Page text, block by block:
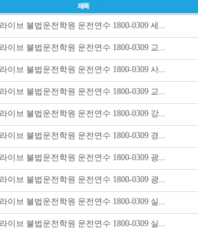
이브 불법운전학원 운전연수 1800-0309 세...
이브 불법운전학원 운전연수 1800-0309 교...
이브 불법운전학원 운전연수 1800-0309 사...
이브 불법운전학원 운전연수 1800-0309 교...
이브 불법운전학원 운전연수 1800-0309 강...
이브 불법운전학원 운전연수 1800-0309 경...
이브 불법운전학원 운전연수 1800-0309 광...
이브 불법운전학원 운전연수 1800-0309 광...
이브 불법운전학원 운전연수 1800-0309 실...
이브 불법운전학원 운전연수 1800-0309 실...